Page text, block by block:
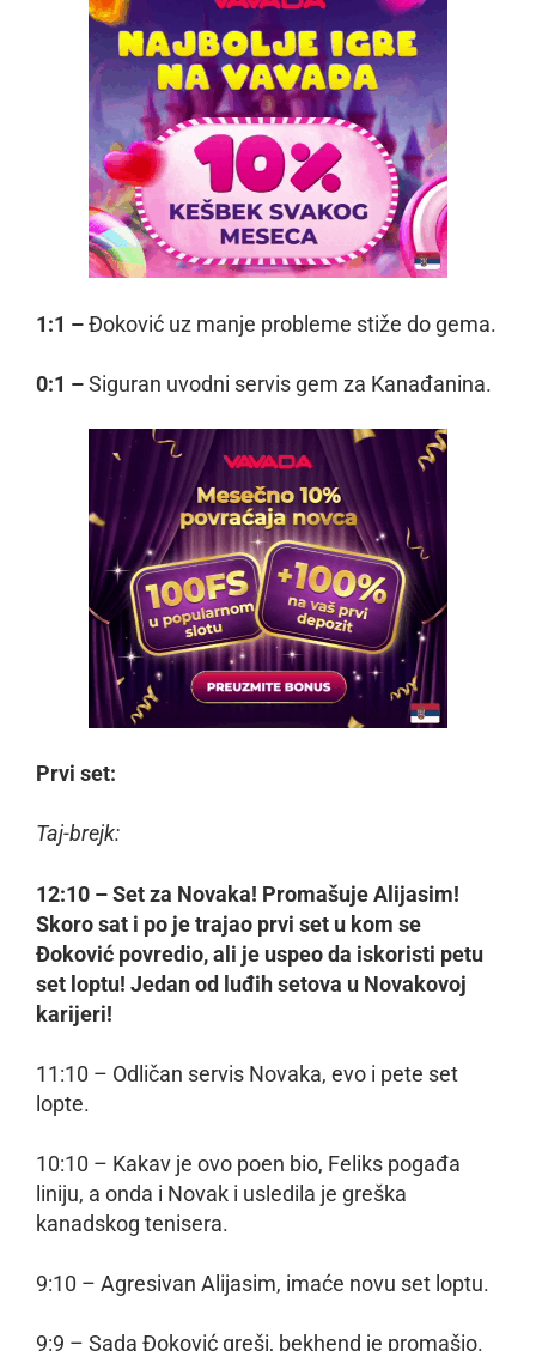
1:1 –Đoković uz manje probleme stiže do gema.
0:1 –Siguran uvodni servis gem za Kanađanina.
Prvi set:
Taj-brejk:
12:10 – Set za Novaka! Promašuje Alijasim!
Skoro sat i po je trajao prvi set u kom se
Đoković povredio, ali je uspeo da iskoristi petu
set loptu! Jedan od luđih setova u Novakovoj
karijeri!
11:10 – Odličan servis Novaka, evo i pete set
lopte.
10:10 – Kakav je ovo poen bio, Feliks pogađa
liniju, a onda i Novak i usledila je greška
kanadskog tenisera.
9:10 – Agresivan Alijasim, imaće novu set loptu.
9:9 – Sada Đoković greši, bekhend je promašio.